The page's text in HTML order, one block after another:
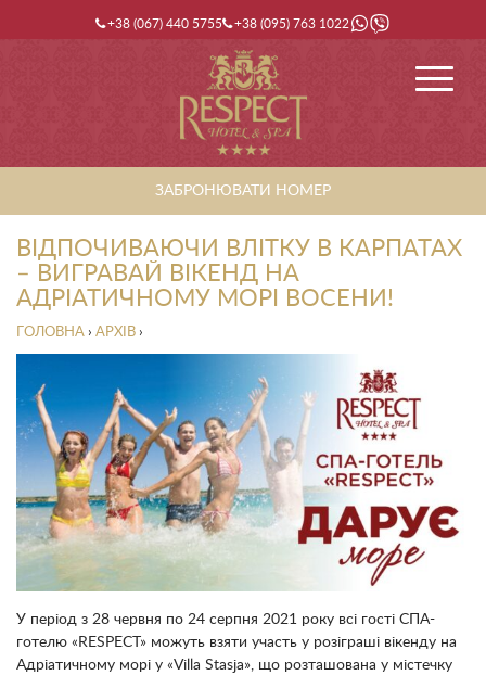
+38 (067) 440 5755 +38 (095) 763 1022
ЗАБРОНЮВАТИ НОМЕР
ВІДПОЧИВАЮЧИ ВЛІТКУ В КАРПАТАХ
– ВИГРАВАЙ ВІКЕНД НА
АДРІАТИЧНОМУ МОРІ ВОСЕНИ!
ГОЛОВНА › АРХІВ ›
У період з 28 червня по 24 серпня 2021 року всі гості СПА-
готелю «RESPECT» можуть взяти участь у розіграші вікенду на
Адріатичному морі у «Villa Stasja», що розташована у містечку